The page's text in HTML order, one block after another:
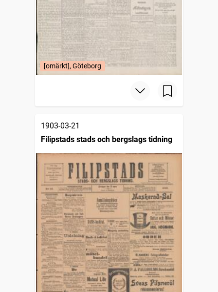
[omärkt], Göteborg
1903-03-21
Filipstads stads och bergslags tidning